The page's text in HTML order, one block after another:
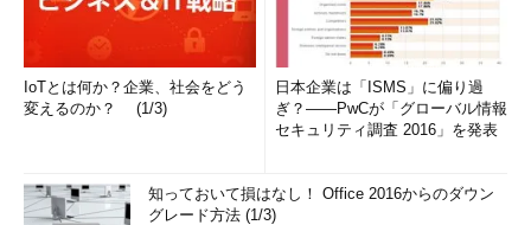
IoTとは何か？企業、社会をどう
変えるのか？ (1/3)
日本企業は「ISMS」に偏り過
ぎ？――PwCが「グローバル情報
セキュリティ調査 2016」を発表
知っておいて損はなし！ Office 2016からのダウン
グレード方法 (1/3)